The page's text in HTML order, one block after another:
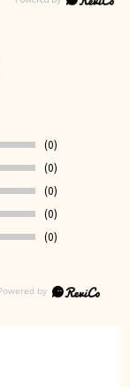
(0)
(0)
(0)
(0)
(0)